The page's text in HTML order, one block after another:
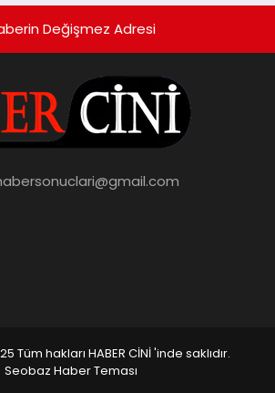
Değişmez Adresi
Tüm hakları HABER CİNİ 'inde saklıdır.
Seobaz Haber Teması